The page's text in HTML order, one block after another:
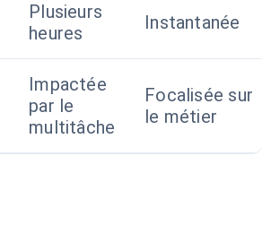
Plusieurs
heures
Instantanée
Impactée
par le
multitâche
Focalisée sur
le métier